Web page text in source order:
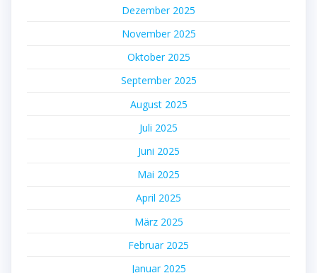
Dezember 2025
November 2025
Oktober 2025
September 2025
August 2025
Juli 2025
Juni 2025
Mai 2025
April 2025
März 2025
Februar 2025
Januar 2025